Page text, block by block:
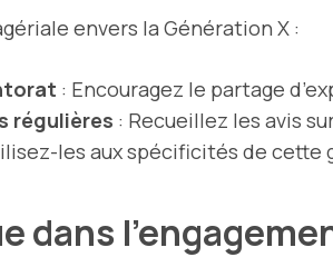
envers la Génération X :
: Encouragez le partage
régulières : Recueillez les avis
les aux spécificités de
dans